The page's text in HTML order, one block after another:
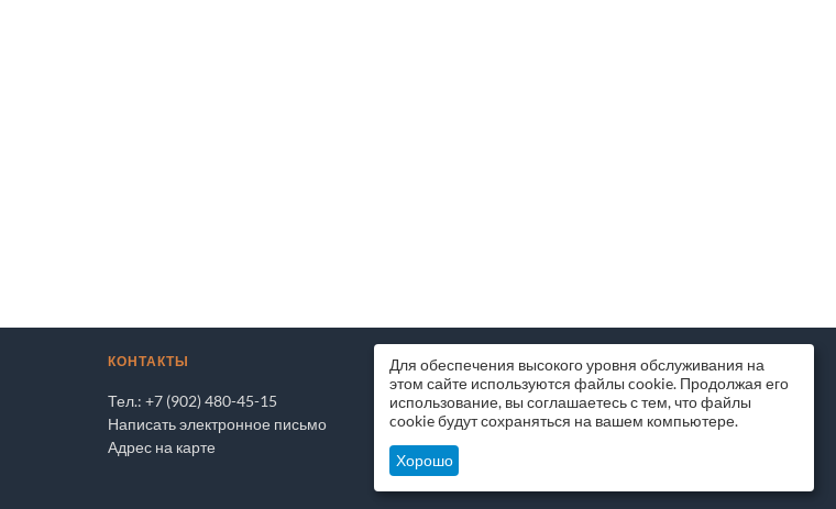
КОНТАКТЫ
Тел.: +7 (902) 480-45-15
Написать электронное письмо
Адрес на карте
МИССИЯ КОМПАНИИ
Помогаем бизнесу и частным лицам
покупать и продавать выгодно и безопасно
ЭксперТРЕЙД.РУ © 2025 Владивосток
Для обеспечения высокого уровня обслуживания на
этом сайте используются файлы cookie. Продолжая его
использование, вы соглашаетесь с тем, что файлы
cookie будут сохраняться на вашем компьютере.
Хорошо